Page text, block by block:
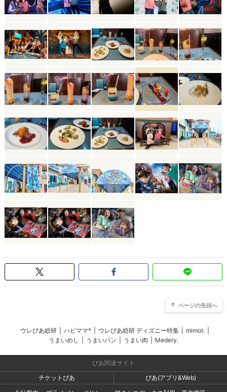
ページの先頭へ
ウレぴあ総研 ハピママ* ウレぴあ総研 ディズニー特集 mimot.
うまいめし
うまいパン うまい肉 Medery.
ぴあ関連サイト
チケットぴあ
ぴあ(アプリ&Web)